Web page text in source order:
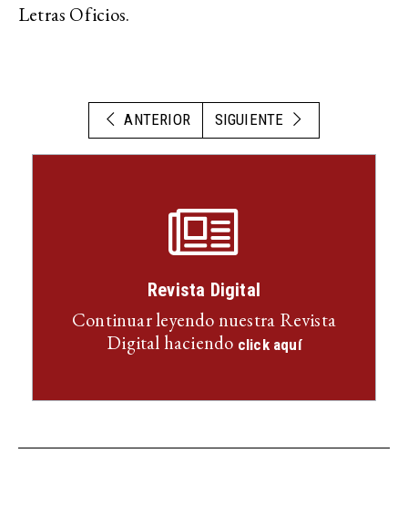
Letras Oficios.
ANTERIOR SIGUIENTE
Revista Digital
Continuar leyendo nuestra Revista
Digital haciendo click aquí